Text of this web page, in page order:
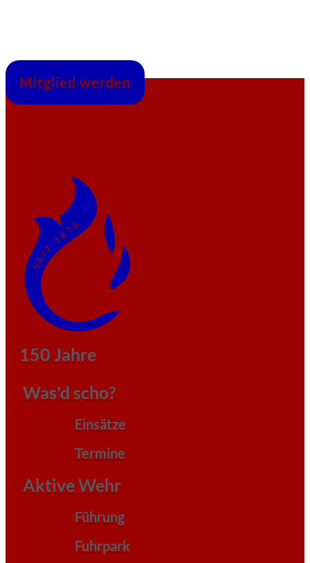
Mitglied werden
150 Jahre
Was'd scho?
Einsätze
Termine
Aktive Wehr
Führung
Fuhrpark